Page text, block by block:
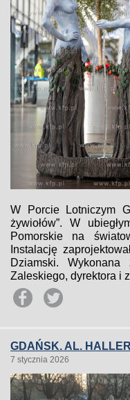
W Porcie Lotniczym
żywiołów”. W
Pomorskie na
Instalację
Dziamski. Wykonana
Zaleskiego, dyrektora i
GDAŃSK. AL.
7 stycznia 2026